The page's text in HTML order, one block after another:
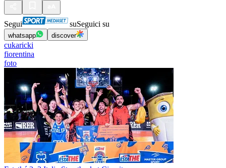
Segui suSeguici su
whatsapp discover
cukaricki
fiorentina
foto